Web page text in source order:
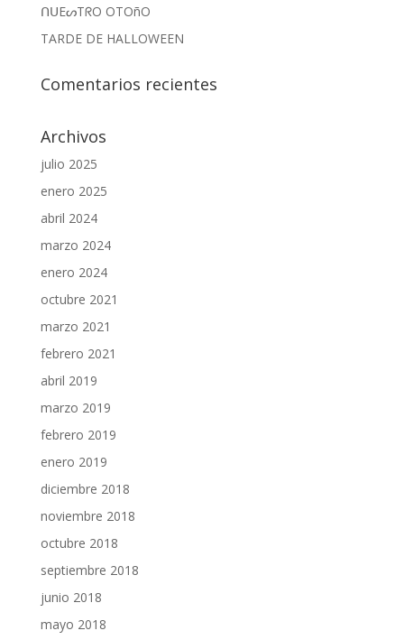
e
n
t
a
u
)
v
n
t
a
n
a
)
ᑎᑌEᔕTᖇO OTOñO
TARDE DE HALLOWEEN
Comentarios recientes
Archivos
julio 2025
enero 2025
abril 2024
marzo 2024
enero 2024
octubre 2021
marzo 2021
febrero 2021
abril 2019
marzo 2019
febrero 2019
enero 2019
diciembre 2018
noviembre 2018
octubre 2018
septiembre 2018
junio 2018
mayo 2018